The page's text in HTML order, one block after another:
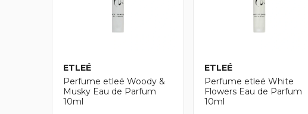
ETLEÉ
Perfume etleé Woody &
Musky Eau de Parfum
10ml
ETLEÉ
Perfume etleé White
Flowers Eau de Parfum
10ml